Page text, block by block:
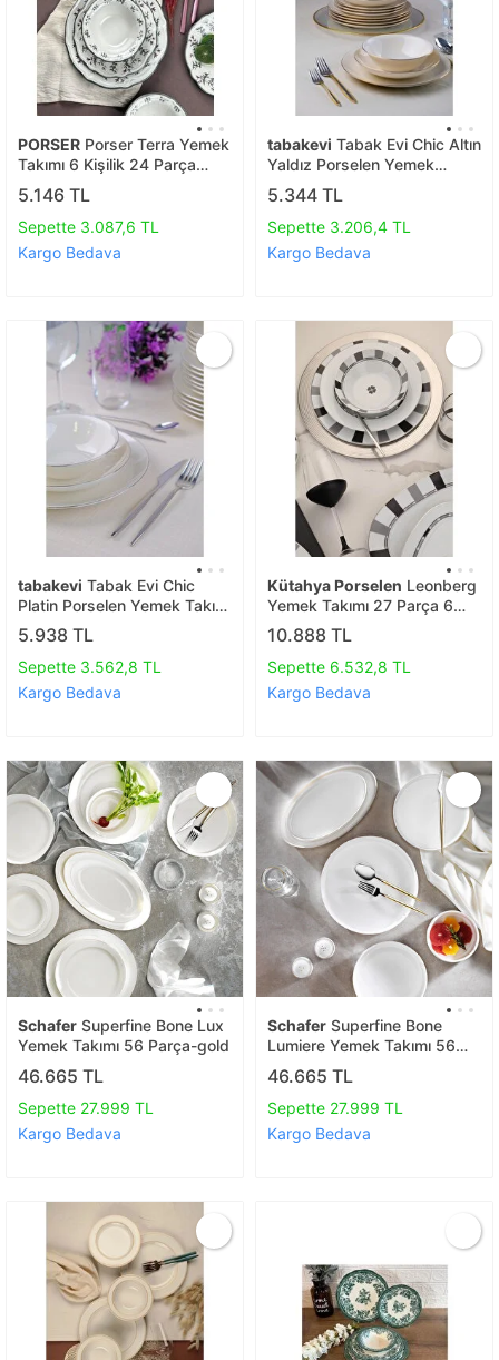
PORSER Porser Terra Yemek
Takımı 6 Kişilik 24 Parça
Fly24ykprs1057
5.146 TL
Sepette 3.087,6 TL
Kargo Bedava
tabakevi Tabak Evi Chic Altın
Yaldız Porselen Yemek
Takımı 24 Parça 6 Kişilik
5.344 TL
Sepette 3.206,4 TL
Kargo Bedava
tabakevi Tabak Evi Chic
Platin Porselen Yemek Takımı
24 Parça 6 Kişilik
5.938 TL
Sepette 3.562,8 TL
Kargo Bedava
Kütahya Porselen Leonberg
Yemek Takımı 27 Parça 6
Kişilik Lb27yt43012688
10.888 TL
Sepette 6.532,8 TL
Kargo Bedava
Schafer Superfine Bone Lux
Yemek Takımı 56 Parça-gold
46.665 TL
Sepette 27.999 TL
Kargo Bedava
Schafer Superfine Bone
Lumiere Yemek Takımı 56
Parça-gold
46.665 TL
Sepette 27.999 TL
Kargo Bedava